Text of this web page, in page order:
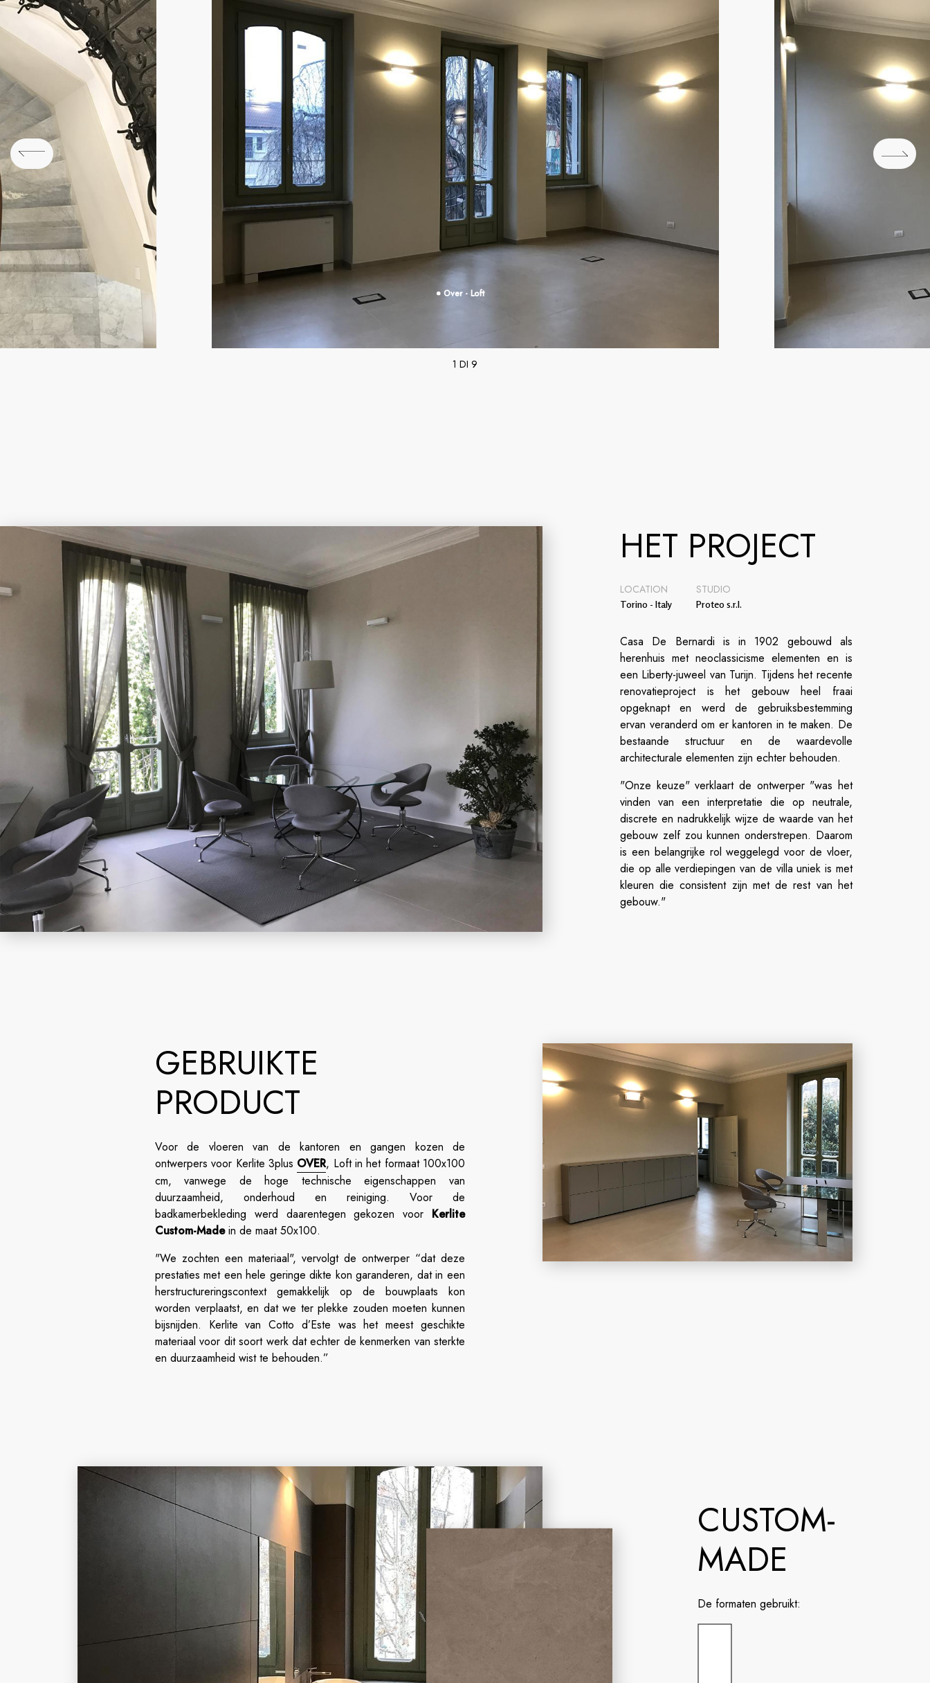
Over - Loft
1 DI 9
HET PROJECT
LOCATION
Torino - Italy
STUDIO
Proteo s.r.l.
Casa De Bernardi is in 1902 gebouwd als
herenhuis met neoclassicisme elementen en is
een Liberty-juweel van Turijn. Tijdens het recente
renovatieproject is het gebouw heel fraai
opgeknapt en werd de gebruiksbestemming
ervan veranderd om er kantoren in te maken. De
bestaande structuur en de waardevolle
architecturale elementen zijn echter behouden.
"Onze keuze" verklaart de ontwerper "was het
vinden van een interpretatie die op neutrale,
discrete en nadrukkelijk wijze de waarde van het
gebouw zelf zou kunnen onderstrepen. Daarom
is een belangrijke rol weggelegd voor de vloer,
die op alle verdiepingen van de villa uniek is met
kleuren die consistent zijn met de rest van het
gebouw."
GEBRUIKTE
PRODUCT
​Voor de vloeren van de kantoren en gangen kozen de
ontwerpers voor Kerlite 3plus OVER, Loft in het formaat 100x100
cm, vanwege de hoge technische eigenschappen van
duurzaamheid, onderhoud en reiniging. Voor de
badkamerbekleding werd daarentegen gekozen voor Kerlite
Custom-Madein de maat 50x100.
"We zochten een materiaal", vervolgt de ontwerper “dat deze
prestaties met een hele geringe dikte kon garanderen, dat in een
herstructureringscontext gemakkelijk op de bouwplaats kon
worden verplaatst, en dat we ter plekke zouden moeten kunnen
bijsnijden. Kerlite van Cotto d’Este was het meest geschikte
materiaal voor dit soort werk dat echter de kenmerken van sterkte
en duurzaamheid wist te behouden.”
CUSTOM-
MADE
De formaten gebruikt: